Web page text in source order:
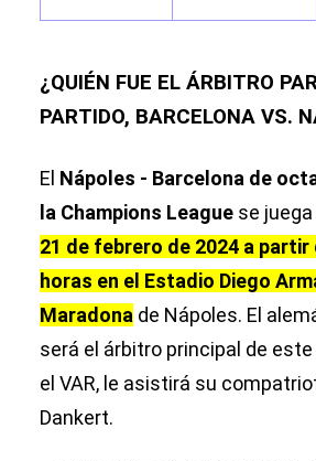
¿QUIÉN FUE EL ÁRBITRO
PARTIDO, BARCELONA VS.
El Nápoles - Barcelona de
la Champions League se juega
21 de febrero de 2024 a partir
horas en el Estadio Diego
Maradona de Nápoles. El
será el árbitro principal de
el VAR, le asistirá su
Dankert.